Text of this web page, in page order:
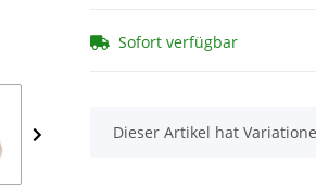
Sofort verfügbar
x
Dieser Artikel hat